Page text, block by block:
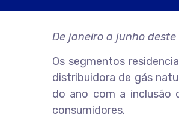
De janeiro a junho
Os segmentos
distribuidora de gás
do ano com a inclusão
consumidores.